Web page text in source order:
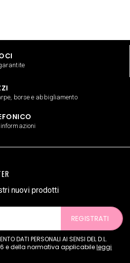
borse e abbigliamento
nuovi prodotti
REGISTRATI
DATI PERSONALI AI SENSI DEL D.L.
e della normativa applicabileleggi